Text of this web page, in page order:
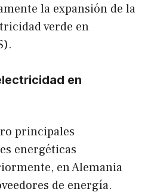
la expansión de la
verde en
en
principales
energéticas
en Alemania
de energía.